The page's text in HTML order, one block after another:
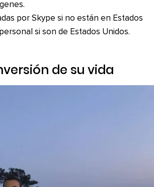
por Skype si no están en Estados
si son de Estados Unidos.
de su vida